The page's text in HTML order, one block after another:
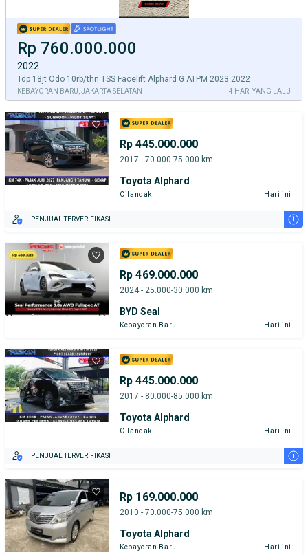
Rp 760.000.000
2022
Tdp 18jt Odo 10rb/thn TSS Facelift Alphard G ATPM 2023 2022
KEBAYORAN BARU, JAKARTA SELATAN 4 HARI YANG LALU
Rp 445.000.000
2017 - 70.000-75.000 km
Toyota Alphard
Cilandak Hari ini
PENJUAL TERVERIFIKASI i
Rp 469.000.000
2024 - 25.000-30.000 km
BYD Seal
Kebayoran Baru Hari ini
Rp 445.000.000
2017 - 80.000-85.000 km
Toyota Alphard
Cilandak Hari ini
PENJUAL TERVERIFIKASI i
Rp 169.000.000
2010 - 70.000-75.000 km
Toyota Alphard
Kebayoran Baru Hari ini